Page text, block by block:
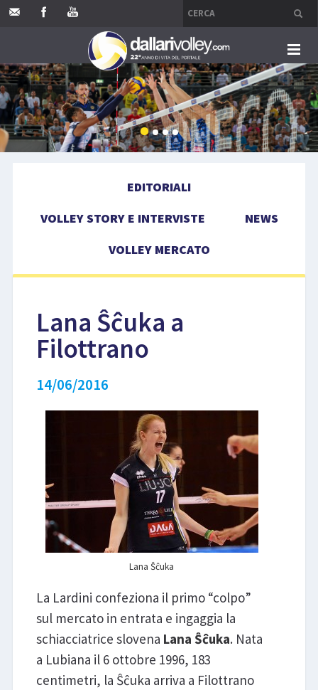
HOME
EDITORIALI
VOLLEY MERCATO
COMPETIZIONI
EDITORIALI
VOLLEY STORY E INTERVISTE
NEWS
VOLLEY MERCATO
Lana Ŝĉuka a
Filottrano
14/06/2016
Lana Ŝĉuka
La Lardini confeziona il primo “colpo”
sul mercato in entrata e ingaggia la
schiacciatrice slovena Lana Ŝĉuka. Nata
a Lubiana il 6 ottobre 1996, 183
centimetri, la Ŝĉuka arriva a Filottrano